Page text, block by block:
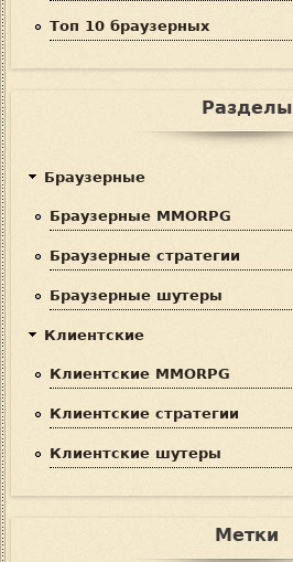
Топ 10 браузерных
Разделы
Браузерные
Браузерные MMORPG
Браузерные стратегии
Браузерные шутеры
Клиентские
Клиентские MMORPG
Клиентские стратегии
Клиентские шутеры
Метки